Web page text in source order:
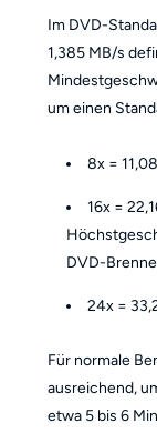
Im DVD-
1,385 MB/s
um einen
8x =
16x =
DVD-
24x =
Für normale
ausreichend,
etwa 5 bis 6